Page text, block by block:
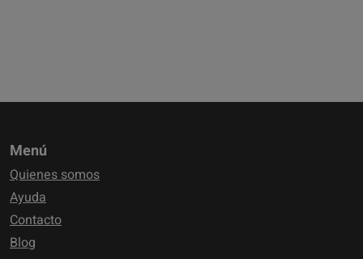
Menú
Quienes somos
Ayuda
Contacto
Blog